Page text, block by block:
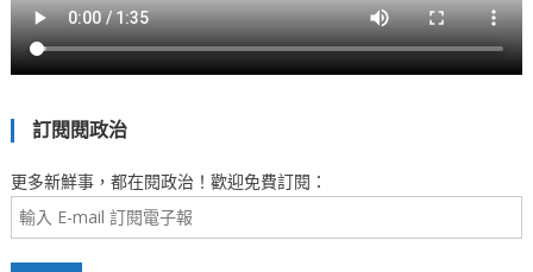
訂閱閱政治
更多新鮮事，都在閱政治！歡迎免費訂閱：